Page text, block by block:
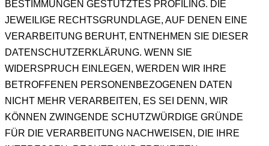
BESTIMMUNGEN GESTÜTZTES PROFILING. DIE
JEWEILIGE RECHTSGRUNDLAGE, AUF DENEN EINE
VERARBEITUNG BERUHT, ENTNEHMEN SIE DIESER
DATENSCHUTZERKLÄRUNG. WENN SIE
WIDERSPRUCH EINLEGEN, WERDEN WIR IHRE
BETROFFENEN PERSONENBEZOGENEN DATEN
NICHT MEHR VERARBEITEN, ES SEI DENN, WIR
KÖNNEN ZWINGENDE SCHUTZWÜRDIGE GRÜNDE
FÜR DIE VERARBEITUNG NACHWEISEN, DIE IHRE